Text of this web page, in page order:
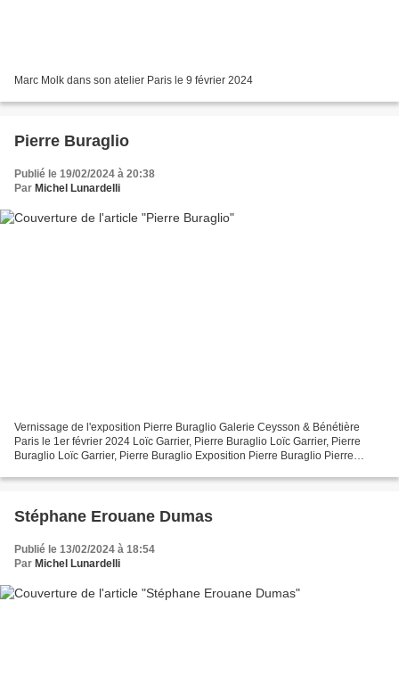
Marc Molk dans son atelier Paris le 9 février 2024
Pierre Buraglio
Publié le 19/02/2024 à 20:38
Par Michel Lunardelli
Vernissage de l'exposition Pierre Buraglio Galerie Ceysson & Bénétière
Paris le 1er février 2024 Loïc Garrier, Pierre Buraglio Loïc Garrier, Pierre
Buraglio Loïc Garrier, Pierre Buraglio Exposition Pierre Buraglio Pierre
Stéphane Erouane Dumas
Publié le 13/02/2024 à 18:54
Par Michel Lunardelli